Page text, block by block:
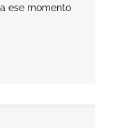
ese momento